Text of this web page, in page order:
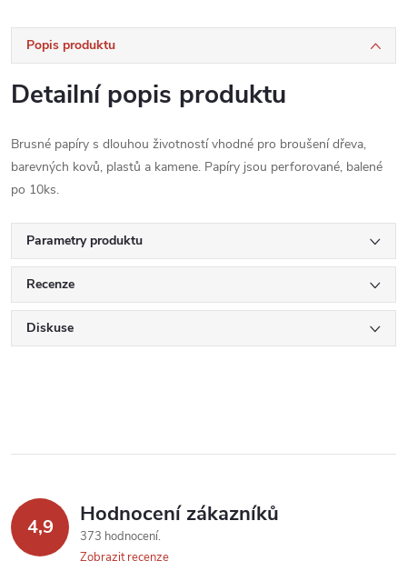
Popis produktu
Detailní popis produktu
Brusné papíry s dlouhou životností vhodné pro broušení dřeva,
barevných kovů, plastů a kamene. Papíry jsou perforované, balené
po 10ks.
Parametry produktu
Recenze
Diskuse
4,9 Hodnocení zákazníků
373 hodnocení
Zobrazit recenze